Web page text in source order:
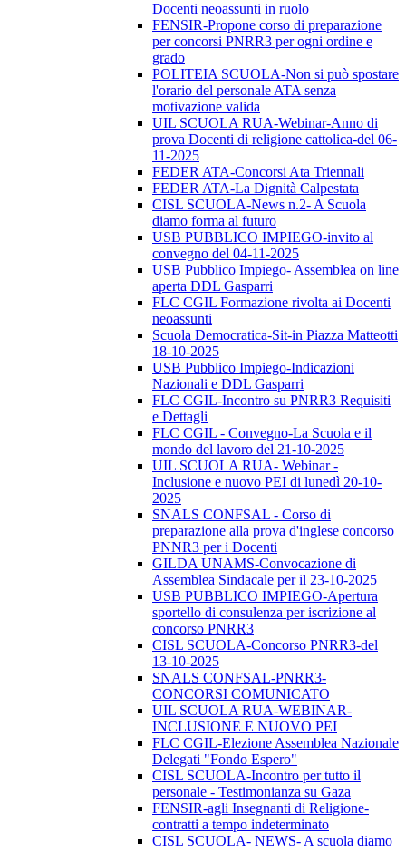
Docenti neoassunti in ruolo
FENSIR-Propone corso di preparazione
per concorsi PNRR3 per ogni ordine e
grado
POLITEIA SCUOLA-Non si può spostare
l'orario del personale ATA senza
motivazione valida
UIL SCUOLA RUA-Webinar-Anno di
prova Docenti di religione cattolica-del 06-
11-2025
FEDER ATA-Concorsi Ata Triennali
FEDER ATA-La Dignità Calpestata
CISL SCUOLA-News n.2- A Scuola
diamo forma al futuro
USB PUBBLICO IMPIEGO-invito al
convegno del 04-11-2025
USB Pubblico Impiego- Assemblea on line
aperta DDL Gasparri
FLC CGIL Formazione rivolta ai Docenti
neoassunti
Scuola Democratica-Sit-in Piazza Matteotti
18-10-2025
USB Pubblico Impiego-Indicazioni
Nazionali e DDL Gasparri
FLC CGIL-Incontro su PNRR3 Requisiti
e Dettagli
FLC CGIL - Convegno-La Scuola e il
mondo del lavoro del 21-10-2025
UIL SCUOLA RUA- Webinar -
Inclusione e nuovo PEI di lunedì 20-10-
2025
SNALS CONFSAL - Corso di
preparazione alla prova d'inglese concorso
PNNR3 per i Docenti
GILDA UNAMS-Convocazione di
Assemblea Sindacale per il 23-10-2025
USB PUBBLICO IMPIEGO-Apertura
sportello di consulenza per iscrizione al
concorso PNRR3
CISL SCUOLA-Concorso PNRR3-del
13-10-2025
SNALS CONFSAL-PNRR3-
CONCORSI COMUNICATO
UIL SCUOLA RUA-WEBINAR-
INCLUSIONE E NUOVO PEI
FLC CGIL-Elezione Assemblea Nazionale
Delegati "Fondo Espero"
CISL SCUOLA-Incontro per tutto il
personale - Testimonianza su Gaza
FENSIR-agli Insegnanti di Religione-
contratti a tempo indeterminato
CISL SCUOLA- NEWS- A scuola diamo